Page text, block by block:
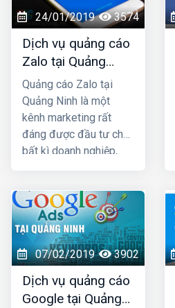
thành công cho rất
nhiều khách hàng trên
khắp Việt Nam.
24/01/2019 3574
Dịch vụ quảng cáo
Zalo tại Quảng
Ninh uy tín và giá
rẻ nhất
Quảng cáo Zalo tại
Quảng Ninh là một
kênh marketing rất
đáng được đầu tư cho
bất kì doanh nghiệp,
dành cho giới trẻ. Bởi lẽ
100% người dùng Zalo
đều là người thật cùng
với hơn 80+ triệu người
dùng thường xuyên, vì
vậy một khi mẫu quảng
cáo của bạn xuất hiện
07/02/2019 3902
Dịch vụ quảng cáo
Google tại Quảng